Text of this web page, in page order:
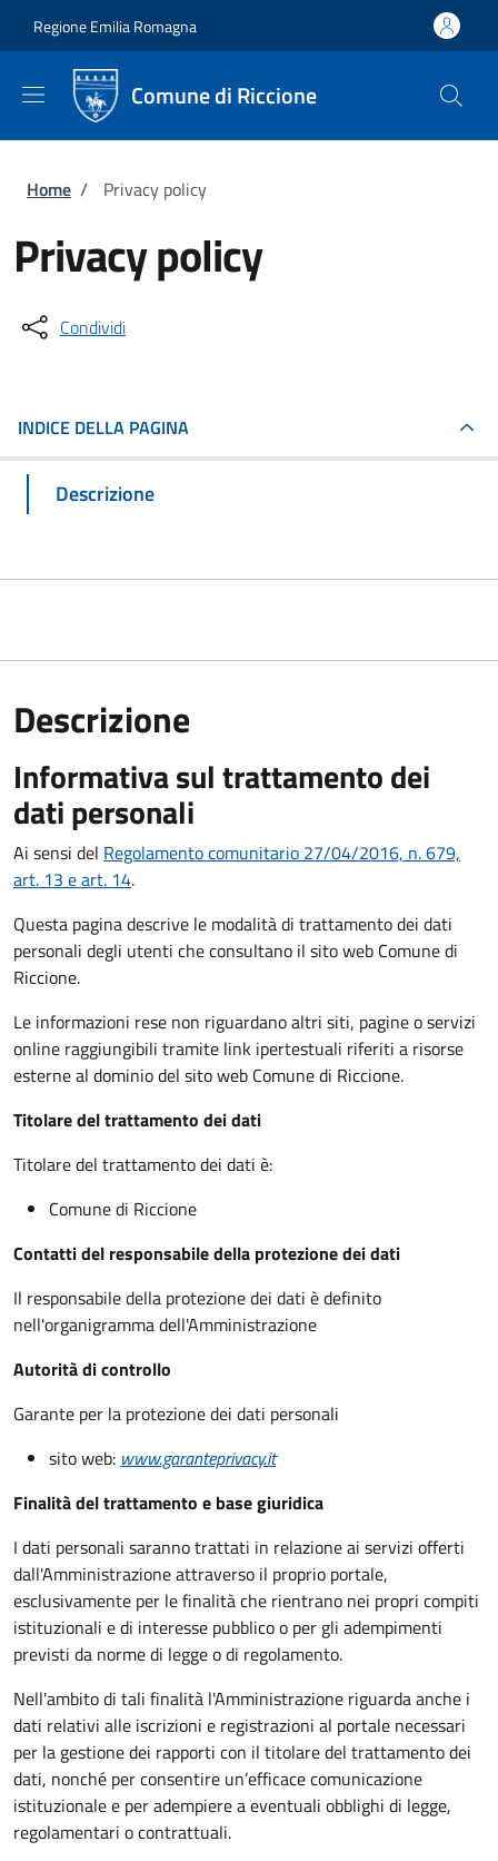
Regione Emilia Romagna
Comune di Riccione
Briciole di pane
Home / Privacy policy
Privacy policy
Condividi
INDICE DELLA PAGINA
Descrizione
Descrizione
Informativa sul trattamento dei
dati personali
Ai sensi del Regolamento comunitario 27/04/2016, n. 679,
art. 13 e art. 14.
Questa pagina descrive le modalità di trattamento dei dati
personali degli utenti che consultano il sito web Comune di
Riccione.
Le informazioni rese non riguardano altri siti, pagine o servizi
online raggiungibili tramite link ipertestuali riferiti a risorse
esterne al dominio del sito web Comune di Riccione.
Titolare del trattamento dei dati
Titolare del trattamento dei dati è:
Comune di Riccione
Contatti del responsabile della protezione dei dati
Il responsabile della protezione dei dati è definito
nell'organigramma dell'Amministrazione
Autorità di controllo
Garante per la protezione dei dati personali
sito web: www.garanteprivacy.it
Finalità del trattamento e base giuridica
I dati personali saranno trattati in relazione ai servizi offerti
dall'Amministrazione attraverso il proprio portale,
esclusivamente per le finalità che rientrano nei propri compiti
istituzionali e di interesse pubblico o per gli adempimenti
previsti da norme di legge o di regolamento.
Nell'ambito di tali finalità l'Amministrazione riguarda anche i
dati relativi alle iscrizioni e registrazioni al portale necessari
per la gestione dei rapporti con il titolare del trattamento dei
dati, nonché per consentire un’efficace comunicazione
istituzionale e per adempiere a eventuali obblighi di legge,
regolamentari o contrattuali.